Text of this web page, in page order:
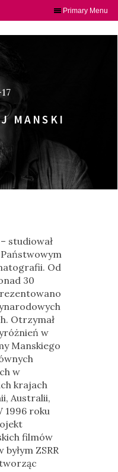
Primary Menu
MANSKI
studiował
Od
30
Otrzymał
w
Manskiego
w
krajach
Australii,
1996 roku
filmów
ZSRR